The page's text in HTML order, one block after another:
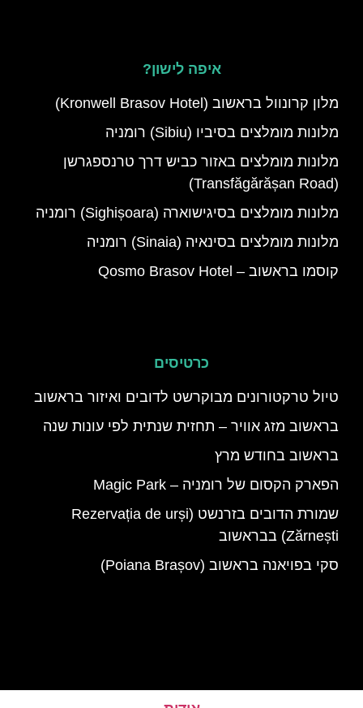
איפה לישון?
מלון קרונוול בראשוב (Kronwell Brasov Hotel)
מלונות מומלצים בסיביו (Sibiu) רומניה
מלונות מומלצים באזור כביש דרך טרנספגרשן
(Transfăgărășan Road)
מלונות מומלצים בסיגישוארה (Sighișoara) רומניה
מלונות מומלצים בסינאיה (Sinaia) רומניה
קוסמו בראשוב – Qosmo Brasov Hotel
כרטיסים
טיול טרקטורונים מבוקרשט לדובים ואיזור בראשוב
בראשוב מזג אוויר – תחזית שנתית לפי עונות שנה
בראשוב בחודש מרץ
הפארק הקסום של רומניה – Magic Park
שמורת הדובים בזרנשט (Rezervația de urși
Zărnești) בבראשוב
סקי בפויאנה בראשוב (Poiana Brașov)